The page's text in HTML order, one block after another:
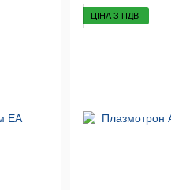
ЦІНА З ПДВ